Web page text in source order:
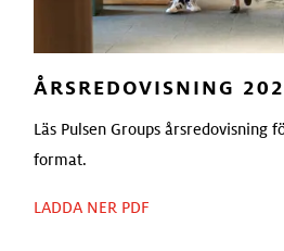
ÅRSREDOVISNING
Läs Pulsen Groups årsredovisning
format.
LADDA NER PDF